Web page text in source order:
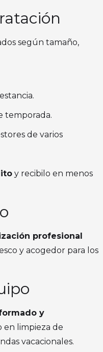
según tamaño,
temporada.
de varios
y recibilo en menos
profesional
y acogedor para los
y
en limpieza de
vacacionales.